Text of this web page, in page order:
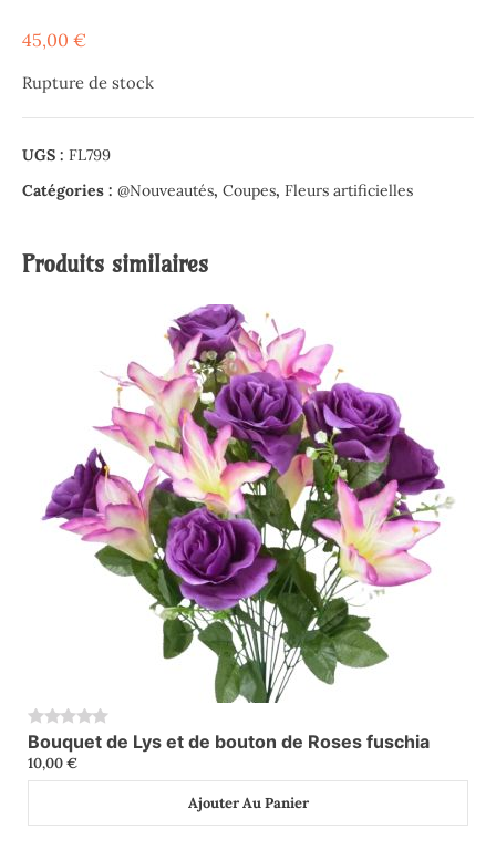
45,00 €
Rupture de stock
UGS : FL799
Catégories : @Nouveautés, Coupes, Fleurs artificielles
Produits similaires
0
Bouquet de Lys et de bouton de Roses fuschia
10,00€
Ajouter Au Panier